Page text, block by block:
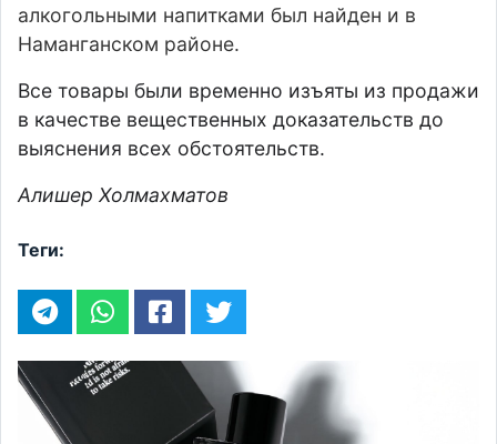
алкогольными напитками был найден и в
Наманганском районе.
Все товары были временно изъяты из продажи
в качестве вещественных доказательств до
выяснения всех обстоятельств.
Алишер Холмахматов
Теги: